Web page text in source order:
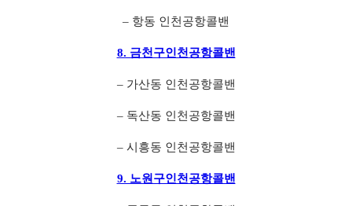
– 항동 인천공항콜밴
8. 금천구인천공항콜밴
– 가산동 인천공항콜밴
– 독산동 인천공항콜밴
– 시흥동 인천공항콜밴
9. 노원구인천공항콜밴